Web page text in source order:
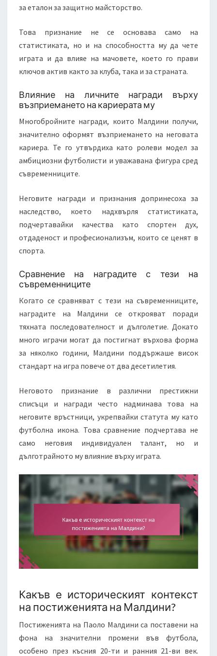
за еталон за защитно майсторство.
Това признание не се основава само на
статистиката, но и на способността му да чете
играта и да влияе на мачовете, което го прави
ключов актив както за клуба, така и за страната.
Влияние на личните награди върху
възприемането на кариерата му
Многобройните награди, които Малдини получи,
значително оформят възприемането на неговата
кариера. Те го утвърдиха като ролеви модел за
амбициозни футболисти и уважавана фигура сред
съвременниците.
Неговите награди и признания допринесоха за
наследство, което надхвърля статистиката,
подчертавайки качества като спортен дух,
отдаденост и професионализъм, които се ценят в
спорта.
Сравнение на наградите с тези на
съвременниците
Когато се сравняват с тези на съвременниците,
наградите на Малдини се открояват поради
тяхната последователност и дълголетие. Докато
много играчи могат да постигнат върхова форма
за няколко години, Малдини поддържаше висок
стандарт на игра повече от два десетилетия.
Неговото признание в различни престижни
списъци и награди често надминава това на
неговите връстници, укрепвайки статута му като
футболна икона. Това сравнение подчертава не
само неговия индивидуален талант, но и
дълготрайното му влияние върху играта.
Какъв е историческият контекст
на постиженията на Малдини?
Постиженията на Паоло Малдини са поставени на
фона на значителни промени във футбола,
особено през късния 20-ти и ранния 21-ви век.